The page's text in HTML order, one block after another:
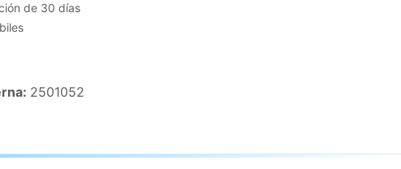
de 30 días
2501052